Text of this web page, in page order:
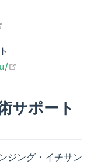
サポート
ジング・イチサン